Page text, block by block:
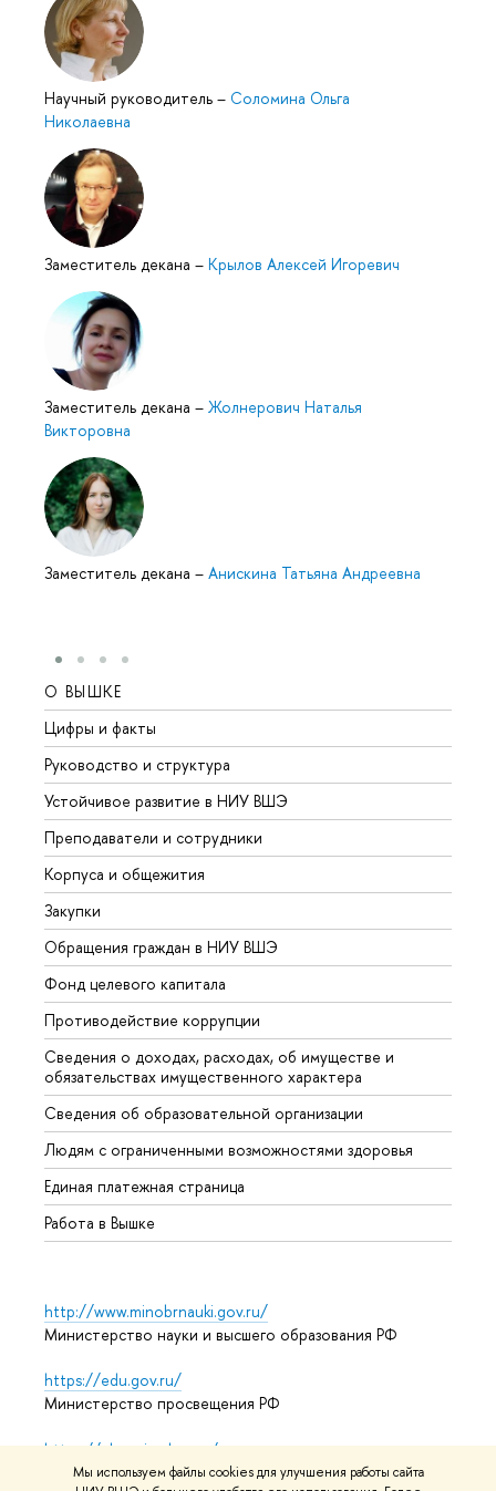
Мы используем файлы cookies для улучшения работы сайта
Научный руководитель – Соломина Ольга
Николаевна
Заместитель декана – Крылов Алексей Игоревич
Заместитель декана – Жолнерович Наталья
Викторовна
Заместитель декана – Анискина Татьяна Андреевна
О ВЫШКЕ
Цифры и факты
Руководство и структура
Устойчивое развитие в НИУ ВШЭ
Преподаватели и сотрудники
Корпуса и общежития
Закупки
Обращения граждан в НИУ ВШЭ
Фонд целевого капитала
Противодействие коррупции
Сведения о доходах, расходах, об имуществе и
обязательствах имущественного характера
Сведения об образовательной организации
Людям с ограниченными возможностями здоровья
Единая платежная страница
Работа в Вышке
http://www.minobrnauki.gov.ru/
Министерство науки и высшего образования РФ
https://edu.gov.ru/
Министерство просвещения РФ
https://elearning.hse.ru/mooc
Массовые открытые онлайн-курсы